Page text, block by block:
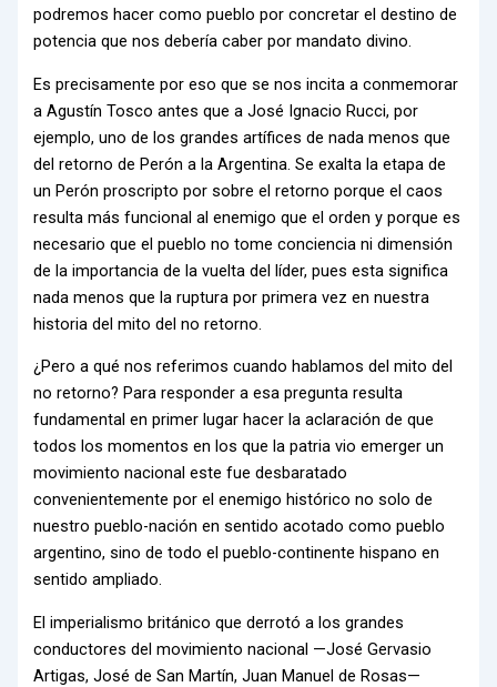
podremos hacer como pueblo por concretar el destino de
potencia que nos debería caber por mandato divino.
Es precisamente por eso que se nos incita a conmemorar
a Agustín Tosco antes que a José Ignacio Rucci, por
ejemplo, uno de los grandes artífices de nada menos que
del retorno de Perón a la Argentina. Se exalta la etapa de
un Perón proscripto por sobre el retorno porque el caos
resulta más funcional al enemigo que el orden y porque es
necesario que el pueblo no tome conciencia ni dimensión
de la importancia de la vuelta del líder, pues esta significa
nada menos que la ruptura por primera vez en nuestra
historia del mito del no retorno.
¿Pero a qué nos referimos cuando hablamos del mito del
no retorno? Para responder a esa pregunta resulta
fundamental en primer lugar hacer la aclaración de que
todos los momentos en los que la patria vio emerger un
movimiento nacional este fue desbaratado
convenientemente por el enemigo histórico no solo de
nuestro pueblo-nación en sentido acotado como pueblo
argentino, sino de todo el pueblo-continente hispano en
sentido ampliado.
El imperialismo británico que derrotó a los grandes
conductores del movimiento nacional —José Gervasio
Artigas, José de San Martín, Juan Manuel de Rosas—